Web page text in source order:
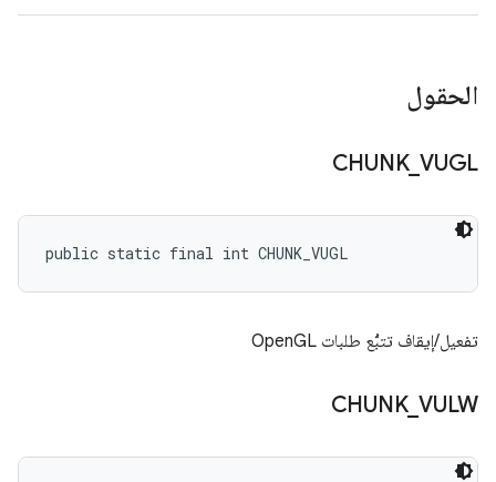
الحقول
CHUNK_ VUGL
public static final int CHUNK_VUGL
تفعيل/إيقاف تتبُّع طلبات OpenGL
CHUNK_ VULW